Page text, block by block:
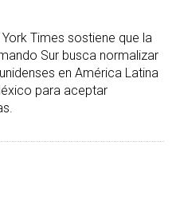
Times sostiene que la
Sur busca normalizar
en América Latina
para aceptar